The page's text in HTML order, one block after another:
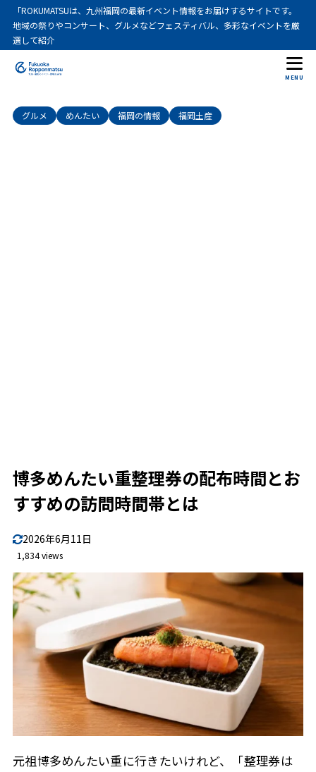
「ROKUMATSUは、九州福岡の最新イベント情報をお届けするサイトです。
地域の祭りやコンサート、グルメなどフェスティバル、多彩なイベントを厳
選して紹介
MENU
グルメ めんたい 福岡の情報 福岡土産
博多めんたい重整理券の配布時間とお
すすめの訪問時間帯とは
2026年6月11日
1,834 views
元祖博多めんたい重に行きたいけれど、「整理券は
目次
1
博多めんたい重整理券の配布時間とおすすめの訪問時間
1.1 まず結論：昼は順番受付、夜はWEB予約を確認するの
3 博多めんたい重を効率よく楽しむ当日の動き方
3.1 朝に行く場合のおすすめプラン
3.2
3.3 夕方に行く場合は15時〜16時台か17時以降の予約確認
3.4 元祖博多めんたい重のアクセス
3.5
一蘭と元祖博多めんたい重はどう違う？
4 元祖博多めんたい重に行く前の注意点
4.1
予約方法や受付方法は最新情報を確認する
4.2 テイクアウトは店内飲食とルールが違う
4.3 賞味期限や保存方法は商品ごとに確認する
4.4 明太子のお土産を探すなら関連記事も参考に
5 初めてでも迷わない当日の動き方